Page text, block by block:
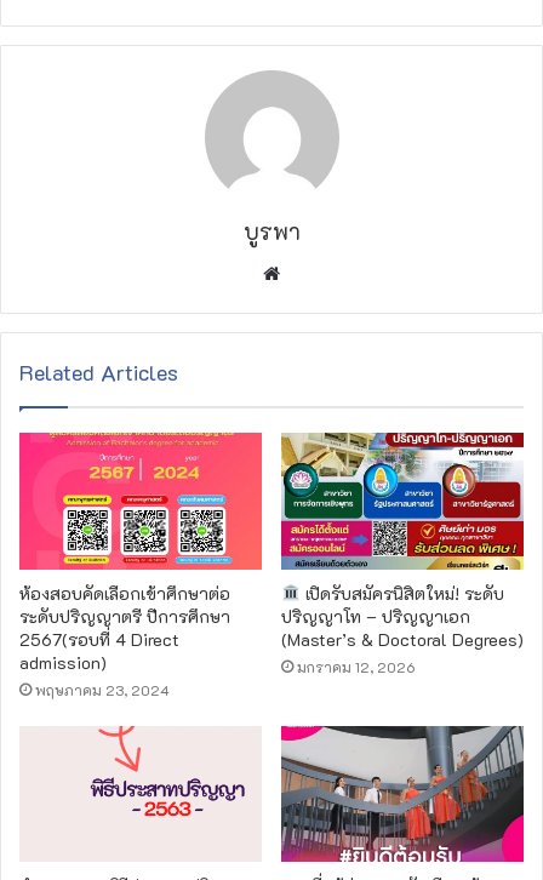
บูรพา
b
e
Related Articles
ห้องสอบคัดเลือกเข้าศึกษาต่อ
ระดับปริญญาตรี ปีการศึกษา
2567(รอบที่ 4 Direct
admission)
พฤษภาคม 23, 2024
เปิดรับสมัครนิสิตใหม่! ระดับ
ปริญญาโท – ปริญญาเอก
(Master’s & Doctoral Degrees)
มกราคม 12, 2026